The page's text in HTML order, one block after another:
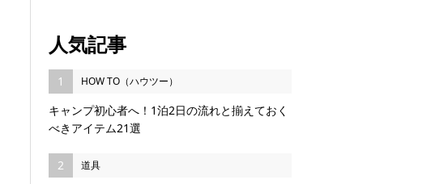
人気記事
1 HOW TO（ハウツー）
キャンプ初心者へ！1泊2日の流れと揃えておく
べきアイテム21選
2 道具